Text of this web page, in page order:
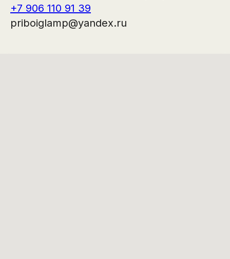
+7 906 110 91 39
priboiglamp@yandex.ru